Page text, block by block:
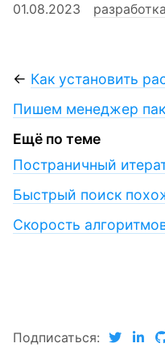
01.08.2023 разработка
← Как установить
Пишем менеджер
Ещё по теме
Постраничный
Быстрый поиск
Скорость
Подписаться: